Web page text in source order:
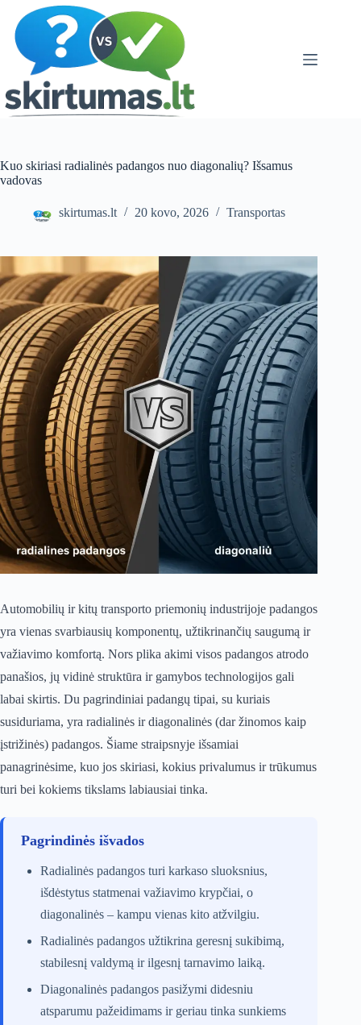
content
Kuo skiriasi radialinės padangos nuo diagonalių? Išsamus
vadovas
skirtumas.lt 20 kovo, 2026 Transportas
Automobilių ir kitų transporto priemonių industrijoje padangos
yra vienas svarbiausių komponentų, užtikrinančių saugumą ir
važiavimo komfortą. Nors plika akimi visos padangos atrodo
panašios, jų vidinė struktūra ir gamybos technologijos gali
labai skirtis. Du pagrindiniai padangų tipai, su kuriais
susiduriama, yra radialinės ir diagonalinės (dar žinomos kaip
įstrižinės) padangos. Šiame straipsnyje išsamiai
panagrinėsime, kuo jos skiriasi, kokius privalumus ir trūkumus
turi bei kokiems tikslams labiausiai tinka.
Pagrindinės išvados
Radialinės padangos turi karkaso sluoksnius,
išdėstytus statmenai važiavimo krypčiai, o
diagonalinės – kampu vienas kito atžvilgiu.
Radialinės padangos užtikrina geresnį sukibimą,
stabilesnį valdymą ir ilgesnį tarnavimo laiką.
Diagonalinės padangos pasižymi didesniu
atsparumu pažeidimams ir geriau tinka sunkiems